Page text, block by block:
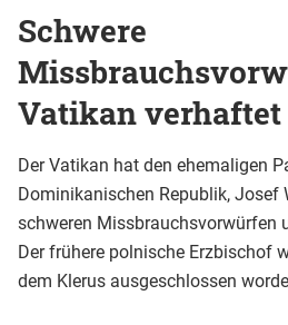
Schwere
Vatikan
Der Vatikan hat den ehemaligen
Dominikanischen Republik, Josef
schweren Missbrauchsvorwürfen
Der frühere polnische Erzbischof
dem Klerus ausgeschlossen